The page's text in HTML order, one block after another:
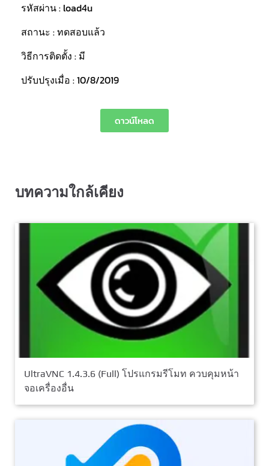
รหัสผ่าน : load4u
สถานะ : ทดสอบแล้ว
วิธีการติดตั้ง : มี
ปรับปรุงเมื่อ : 10/8/2019
ดาวน์โหลด
บทความใกล้เคียง
UltraVNC 1.4.3.6 (Full) โปรแกรมรีโมท ควบคุมหน้า
จอเครื่องอื่น